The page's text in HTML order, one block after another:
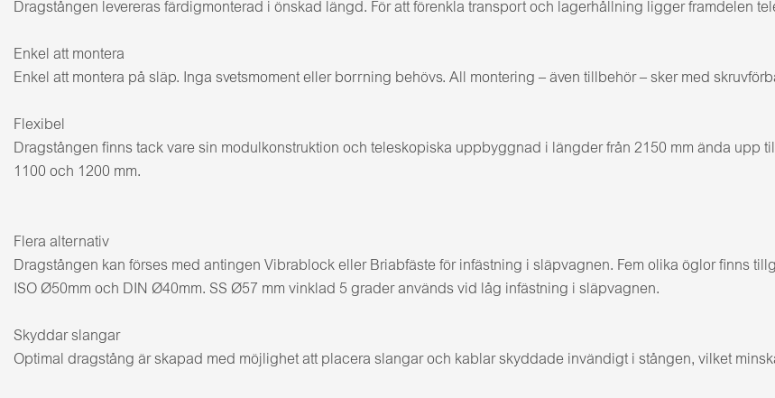
Dragstången levereras färdigmonterad i önskad längd. För att förenkla transport och lagerhållning ligger framdelen
Enkel att montera
Enkel att montera på släp. Inga svetsmoment eller borrning behövs. All montering – även tillbehör – sker med
Flexibel
Dragstången finns tack vare sin modulkonstruktion och teleskopiska uppbyggnad i längder från 2150 mm ända upp
1100 och 1200 mm.
Flera alternativ
Dragstången kan förses med antingen Vibrablock eller Briabfäste för infästning i släpvagnen. Fem olika öglor finns
ISO Ø50mm och DIN Ø40mm. SS Ø57 mm vinklad 5 grader används vid låg infästning i släpvagnen.
Skyddar slangar
Optimal dragstång är skapad med möjlighet att placera slangar och kablar skyddade invändigt i stången, vilket